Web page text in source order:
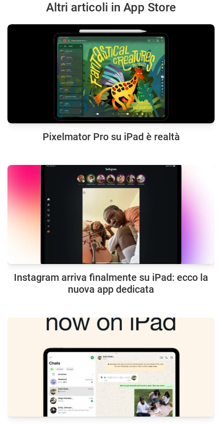
Altri articoli in App Store
Pixelmator Pro su iPad è realtà
Instagram arriva finalmente su iPad: ecco la
nuova app dedicata